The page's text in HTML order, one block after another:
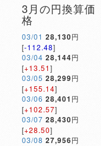
3月の円換算価
格
03/01 28,130円
[-112.48]
03/04 28,144円
[+13.51]
03/05 28,299円
[+155.14]
03/06 28,401 円
[+102.57]
03/07 28,430円
[+28.50]
03/08 27,956円